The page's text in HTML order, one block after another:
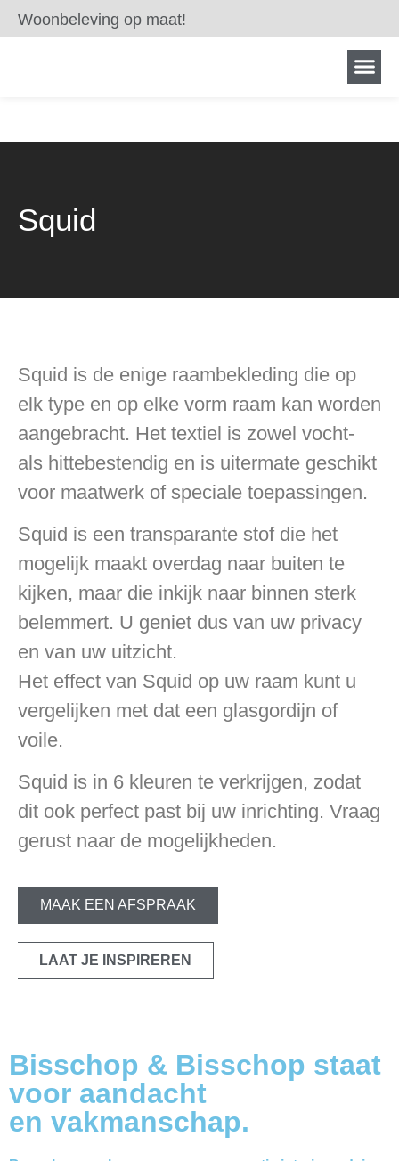
Woonbeleving op maat!
Squid
Squid is de enige raambekleding die op
elk type en op elke vorm raam kan worden
aangebracht. Het textiel is zowel vocht-
als hittebestendig en is uitermate geschikt
voor maatwerk of speciale toepassingen.
Squid is een transparante stof die het
mogelijk maakt overdag naar buiten te
kijken, maar die inkijk naar binnen sterk
belemmert. U geniet dus van uw privacy
en van uw uitzicht.
Het effect van Squid op uw raam kunt u
vergelijken met dat een glasgordijn of
voile.
Squid is in 6 kleuren te verkrijgen, zodat
dit ook perfect past bij uw inrichting. Vraag
gerust naar de mogelijkheden.
MAAK EEN AFSPRAAK
LAAT JE INSPIREREN
Bisschop & Bisschop staat
voor aandacht
en vakmanschap.